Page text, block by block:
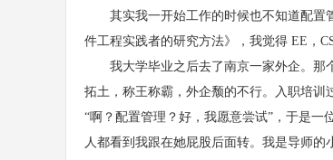
其实我一开始工作的时候也不知道配置
件工程实践者的研究方法》，我觉得 EE，
我大学毕业之后去了南京一家外企。那
拓土，称王称霸，外企颓的不行。入职培训
“啊？配置管理？好，我愿意尝试”，于是一
人都看到我跟在她屁股后面转。我是导师